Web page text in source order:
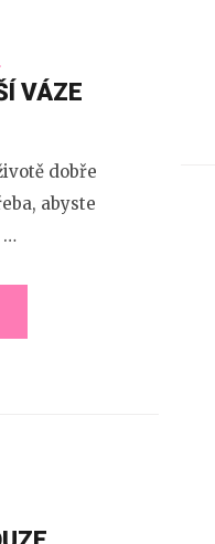
VÁZE
dobře
abyste
…